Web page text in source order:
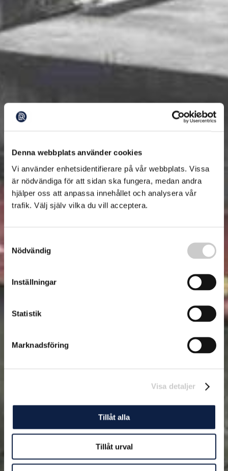
Denna webbplats använder cookies
Vi använder enhetsidentifierare på vår webbplats. Vissa
är nödvändiga för att sidan ska fungera, medan andra
hjälper oss att anpassa innehållet och analysera vår
trafik. Välj själv vilka du vill acceptera.
Nödvändig
Inställningar
Statistik
Marknadsföring
Visa detaljer
Tillåt alla
Tillåt urval